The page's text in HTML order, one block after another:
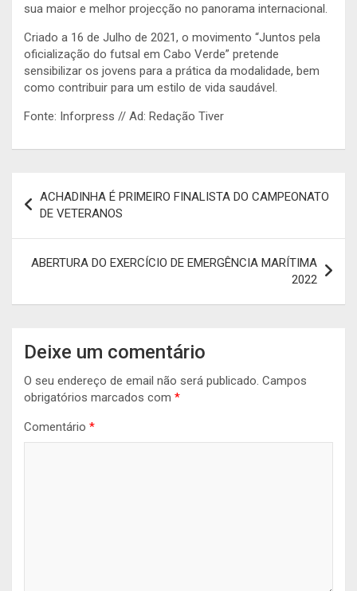
sua maior e melhor projecção no panorama internacional.
Criado a 16 de Julho de 2021, o movimento “Juntos pela
oficialização do futsal em Cabo Verde” pretende
sensibilizar os jovens para a prática da modalidade, bem
como contribuir para um estilo de vida saudável.
Fonte: Inforpress // Ad: Redação Tiver
de
artigos
ACHADINHA É PRIMEIRO FINALISTA DO CAMPEONATO
DE VETERANOS
ABERTURA DO EXERCÍCIO DE EMERGÊNCIA MARÍTIMA
2022
Deixe um comentário
O seu endereço de email não será publicado. Campos
obrigatórios marcados com *
Comentário *